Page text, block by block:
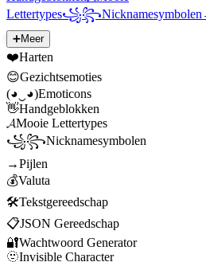
Lettertypes꧁꧂Nicknamesymbolen
➕Meer
❤️Harten
😊Gezichtsemoties
(◕‿◕)Emoticons
👋Handgeblokken
𝓐Mooie Lettertypes
꧁꧂Nicknamesymbolen
→Pijlen
💰Valuta
🛠️Tekstgereedschap
📋JSON Gereedschap
🔐Wachtwoord Generator
🫥Invisible Character